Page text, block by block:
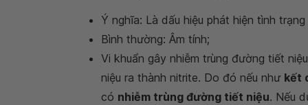
Ý nghĩa: Là dấu hiệu phát hiện tình
Bình thường: Âm tính;
Vi khuẩn gây nhiễm trùng đường tiết
niệu ra thành nitrite. Do đó nếu như kết
có nhiễm trùng đường tiết niệu. Nếu